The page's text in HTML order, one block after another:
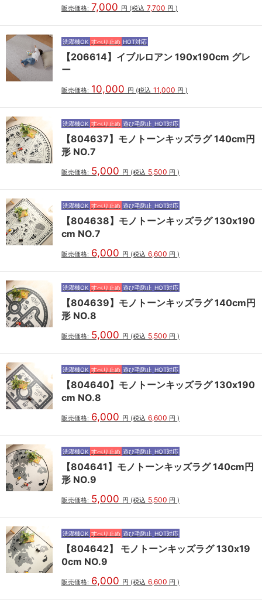
販売価格: 7,000 円 (税込 7,700 円 )
洗濯機OK すべり止め HOT対応
【206614】イブルロアン 190x190cm グレ
ー
販売価格: 10,000 円 (税込 11,000 円 )
洗濯機OK すべり止め 遊び毛防止 HOT対応
【804637】モノトーンキッズラグ 140cm円
形 NO.7
販売価格: 5,000 円 (税込 5,500 円 )
洗濯機OK すべり止め 遊び毛防止 HOT対応
【804638】モノトーンキッズラグ 130x190
cm NO.7
販売価格: 6,000 円 (税込 6,600 円 )
洗濯機OK すべり止め 遊び毛防止 HOT対応
【804639】モノトーンキッズラグ 140cm円
形 NO.8
販売価格: 5,000 円 (税込 5,500 円 )
洗濯機OK すべり止め 遊び毛防止 HOT対応
【804640】モノトーンキッズラグ 130x190
cm NO.8
販売価格: 6,000 円 (税込 6,600 円 )
洗濯機OK すべり止め 遊び毛防止 HOT対応
【804641】モノトーンキッズラグ 140cm円
形 NO.9
販売価格: 5,000 円 (税込 5,500 円 )
洗濯機OK すべり止め 遊び毛防止 HOT対応
【804642】 モノトーンキッズラグ 130x19
0cm NO.9
販売価格: 6,000 円 (税込 6,600 円 )